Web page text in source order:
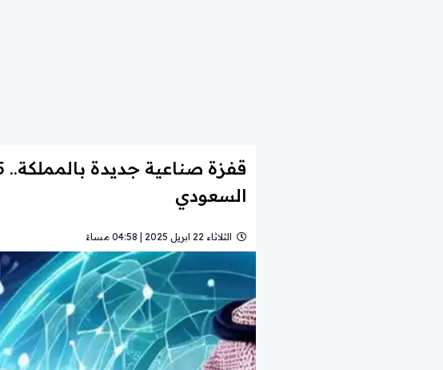
السعودي
الثلاثاء 22 ابريل 2025 | 04:58 مساءً